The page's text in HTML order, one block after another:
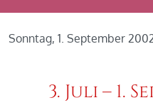
Sonntag, 1. September
3. Juli – 1.